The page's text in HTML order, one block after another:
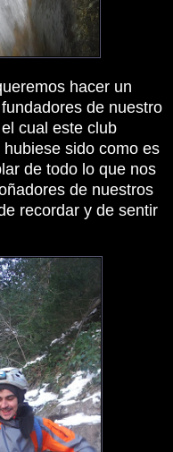
hacer un
de nuestro
cual este club
sido como es
de todo lo que nos
de nuestros
recordar y de sentir